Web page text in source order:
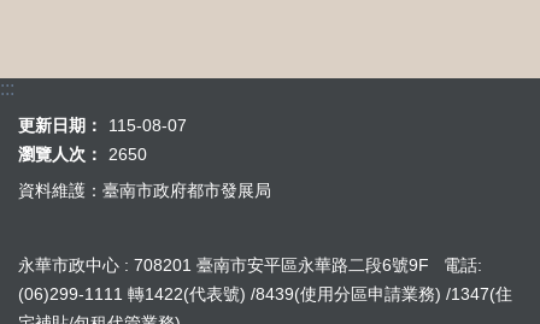
:::
更新日期：
115-08-07
瀏覽人次：
2650
資料維護：臺南市政府都市發展局
永華市政中心 : 708201 臺南市安平區永華路二段6號9F 電話:
(06)299-1111 轉1422(代表號) /8439(使用分區申請業務) /1347(住